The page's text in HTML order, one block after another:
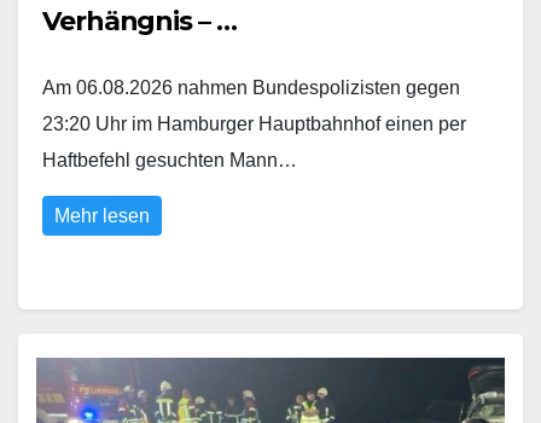
Verhängnis – …
Am 06.08.2026 nahmen Bundespolizisten gegen
23:20 Uhr im Hamburger Hauptbahnhof einen per
Haftbefehl gesuchten Mann…
Mehr lesen